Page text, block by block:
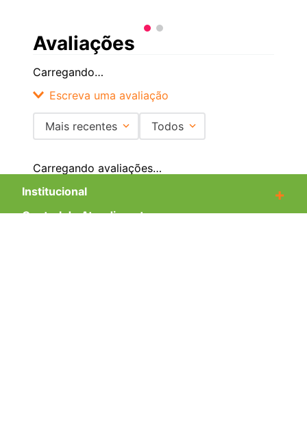
Avaliações
Carregando…
Escreva uma avaliação
Título
Mais recentes Todos
Carregando avaliações…
Institucional
+
Central de Atendimento +